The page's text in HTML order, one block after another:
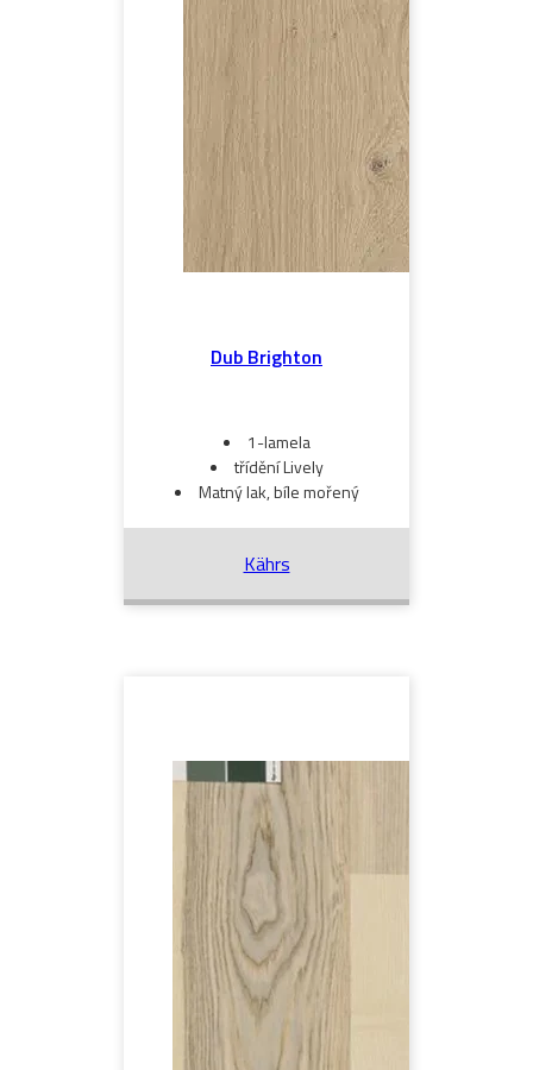
Dub Brighton
1-lamela
třídění Lively
Matný lak, bíle mořený
Kährs